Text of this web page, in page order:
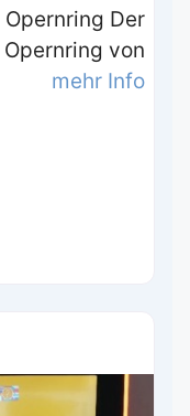
Der
von
mehr Info